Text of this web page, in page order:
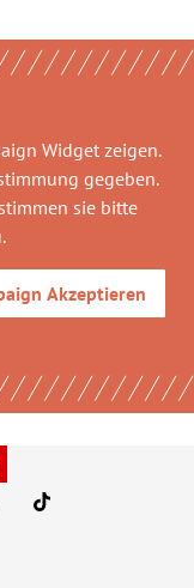
Widgetzeigen.
gegeben.
sie bitte
Akzeptieren